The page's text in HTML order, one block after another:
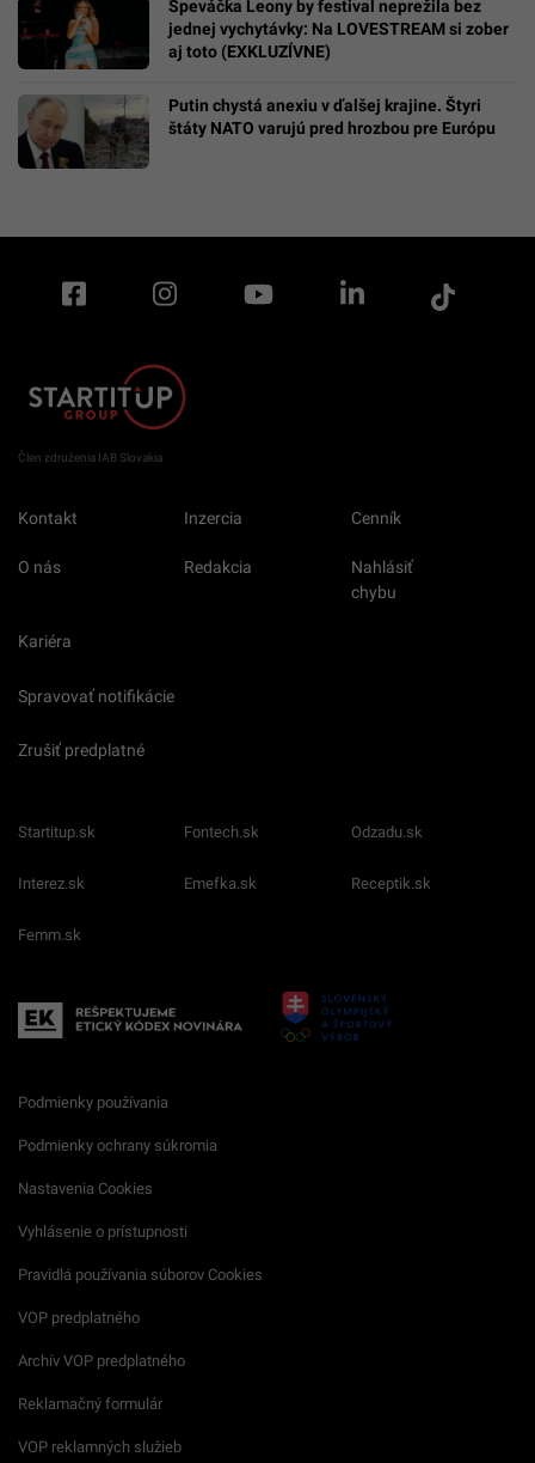
Speváčka Leony by festival neprežila bez
jednej vychytávky: Na LOVESTREAM si zober
aj toto (EXKLUZÍVNE)
Putin chystá anexiu v ďalšej krajine. Štyri
štáty NATO varujú pred hrozbou pre Európu
Člen združenia IAB Slovakia
Kontakt Inzercia Cenník
O nás Redakcia
Nahlásiť
chybu
Kariéra
Spravovať notifikácie
Zrušiť predplatné
Startitup.sk Fontech.sk Odzadu.sk
Interez.sk Emefka.sk Receptik.sk
Femm.sk
Podmienky používania
Podmienky ochrany súkromia
Nastavenia Cookies
Vyhlásenie o prístupnosti
Pravidlá používania súborov Cookies
VOP predplatného
Archív VOP predplatného
Reklamačný formulár
VOP reklamných služieb